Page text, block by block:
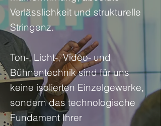
Verlässlichkeit und strukturelle
Stringenz.
Ton-, Licht-, Video- und
Bühnentechnik sind für uns
keine isolierten Einzelgewerke,
sondern das technologische
Fundament Ihrer